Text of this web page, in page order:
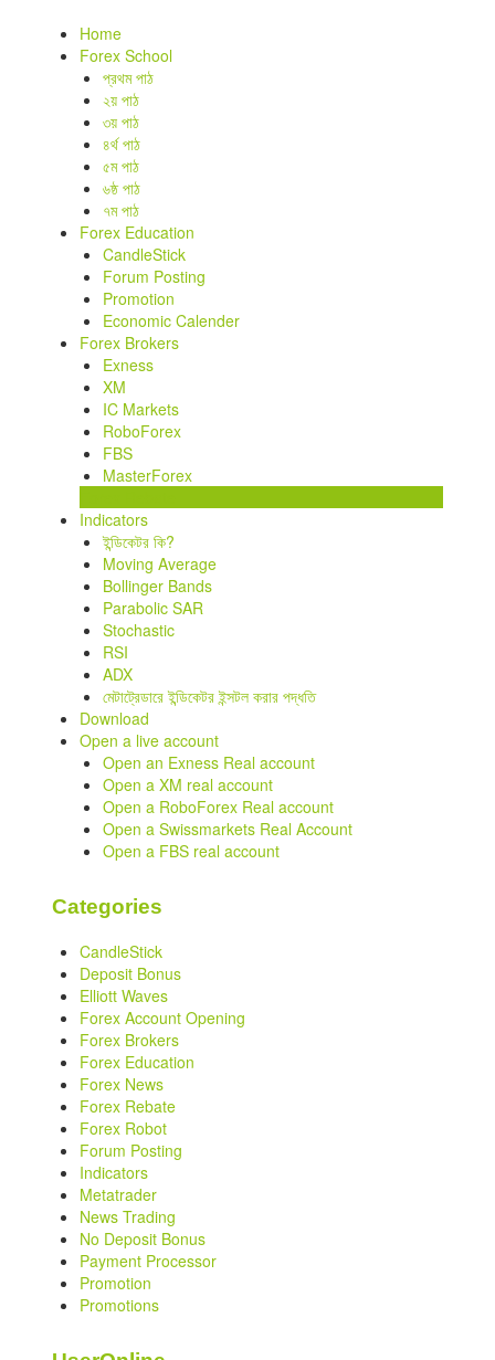
Home
Forex School
প্রথম পাঠ
২য় পাঠ
৩য় পাঠ
৪র্থ পাঠ
৫ম পাঠ
৬ষ্ঠ পাঠ
৭ম পাঠ
Forex Education
CandleStick
Forum Posting
Promotion
Economic Calender
Forex Brokers
Exness
XM
IC Markets
RoboForex
FBS
MasterForex
Indicators
ইন্ডিকেটর কি?
Moving Average
Bollinger Bands
Parabolic SAR
Stochastic
RSI
ADX
মেটাট্রেডারে ইন্ডিকেটর ইন্সটল করার পদ্ধতি
Download
Open a live account
Open an Exness Real account
Open a XM real account
Open a RoboForex Real account
Open a Swissmarkets Real Account
Open a FBS real account
Categories
CandleStick
Deposit Bonus
Elliott Waves
Forex Account Opening
Forex Brokers
Forex Education
Forex News
Forex Rebate
Forex Robot
Forum Posting
Indicators
Metatrader
News Trading
No Deposit Bonus
Payment Processor
Promotion
Promotions